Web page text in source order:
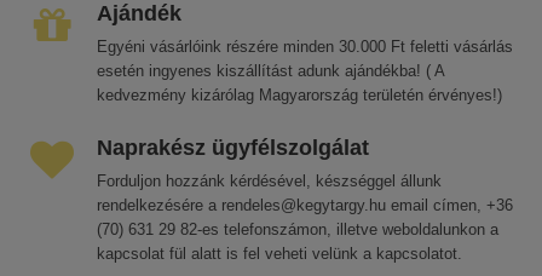
Ajándék
Egyéni vásárlóink részére minden 30.000 Ft feletti vásárlás
esetén ingyenes kiszállítást adunk ajándékba! ( A
kedvezmény kizárólag Magyarország területén érvényes!)
Naprakész ügyfélszolgálat
Forduljon hozzánk kérdésével, készséggel állunk
rendelkezésére a rendeles@kegytargy.hu email címen, +36
(70) 631 29 82-es telefonszámon, illetve weboldalunkon a
kapcsolat fül alatt is fel veheti velünk a kapcsolatot.